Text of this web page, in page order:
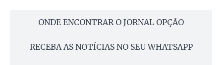
ONDE ENCONTRAR O JORNAL OPÇÃO
RECEBA AS NOTÍCIAS NO SEU WHATSAPP